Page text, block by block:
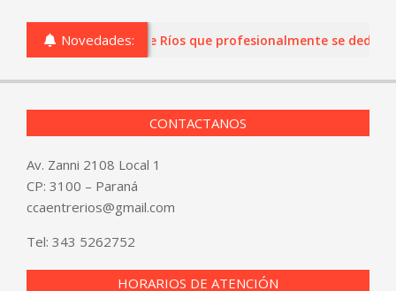
Novedades:
o comercios de Entre Ríos que profesionalmente se
CONTACTANOS
Av. Zanni 2108 Local 1
CP: 3100 – Paraná
ccaentrerios@gmail.com
Tel: 343 5262752
HORARIOS DE ATENCIÓN